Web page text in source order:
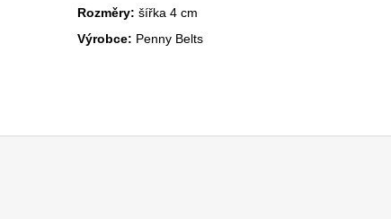
Rozměry: šířka 4 cm
Výrobce: Penny Belts